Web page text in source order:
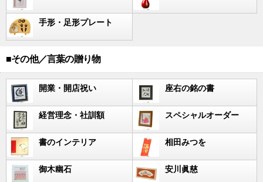
手形・足形プレート
■その他／言葉の贈り物
開業・開店祝い 座右の銘の書
経営理念・社訓額 スペシャルオーダー
書のインテリア 相田みつを
御木幽石 安川眞慈